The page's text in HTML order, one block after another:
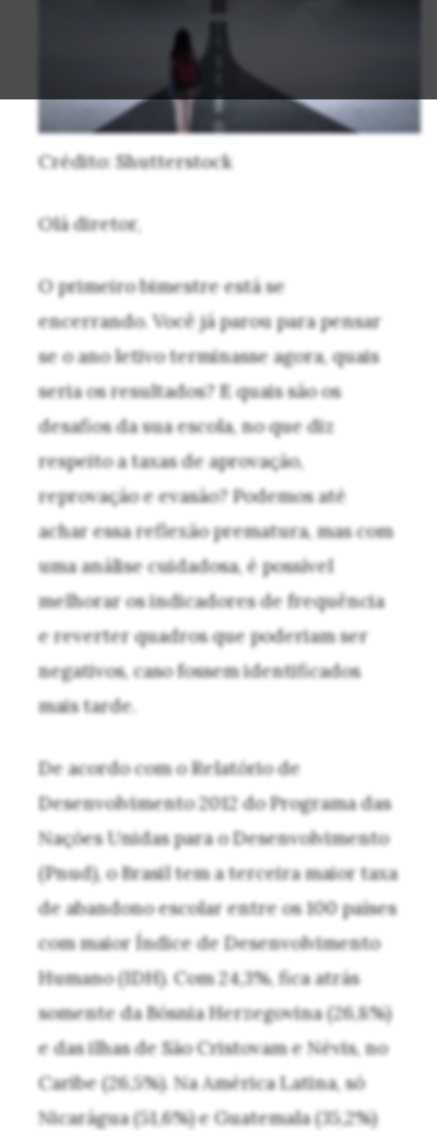
Crédito: Shutterstock
Olá diretor,
O primeiro bimestre está se
encerrando. Você já parou para pensar
se o ano letivo terminasse agora, quais
seria os resultados? E quais são os
desafios da sua escola, no que diz
respeito a taxas de aprovação,
reprovação e evasão? Podemos até
achar essa reflexão prematura, mas com
uma análise cuidadosa, é possível
melhorar os indicadores de frequência
e reverter quadros que poderiam ser
negativos, caso fossem identificados
mais tarde.
De acordo com o Relatório de
Desenvolvimento 2012 do Programa das
Nações Unidas para o Desenvolvimento
(Pnud), o Brasil tem a terceira maior taxa
de abandono escolar entre os 100 países
com maior Índice de Desenvolvimento
Humano (IDH). Com 24,3%, fica atrás
somente da Bósnia Herzegovina (26,8%)
e das ilhas de São Cristovam e Névis, no
Caribe (26,5%). Na América Latina, só
Nicarágua (51,6%) e Guatemala (35,2%)